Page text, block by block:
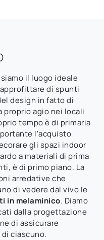
il luogo ideale
di spunti
design in fatto di
proprio agio nei locali
tempo è di primaria
l'acquisto
gli spazi indoor
a materiali di prima
è di primo piano. La
arredative che
di vedere dal vivo le
in melaminico. Diamo
dalla progettazione
di assicurare
ciascuno.